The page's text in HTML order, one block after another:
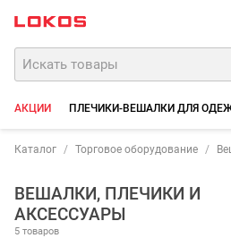
АКЦИИ ПЛЕЧИКИ-ВЕШАЛКИ ДЛЯ
Каталог Торговое оборудование
ВЕШАЛКИ, ПЛЕЧИКИ И
АКСЕССУАРЫ
5 товаров